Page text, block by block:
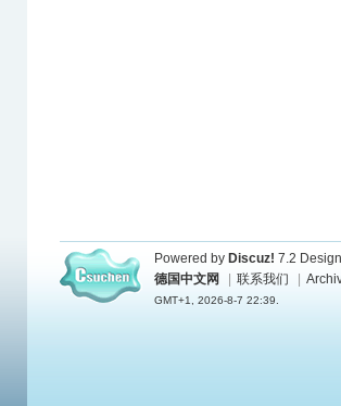
Powered by Discuz! 7.2
德国中文网
联系我们
GMT+1, 2026-8-7 22:39.